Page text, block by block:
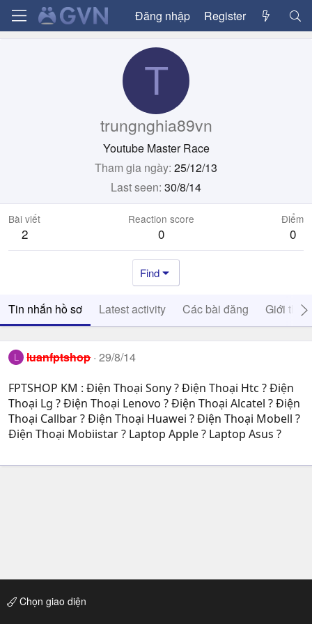
Đăng nhập Register
T
trungnghia89vn
Youtube Master Race
Tham gia ngày 25/12/13
Last seen 30/8/14
Bài viết
2
Reaction score
0
Điểm
0
Find
Tin nhắn hồ sơ Latest activity Các bài đăng Giới thiệu
L luanfptshop 29/8/14
FPTSHOP KM : Điện Thoại Sony ? Điện Thoại Htc ? Điện
Thoại Lg ? Điện Thoại Lenovo ? Điện Thoại Alcatel ? Điện
Thoại Callbar ? Điện Thoại Huawei ? Điện Thoại Mobell ?
Điện Thoại Mobiistar ? Laptop Apple ? Laptop Asus ?
Chọn giao diện